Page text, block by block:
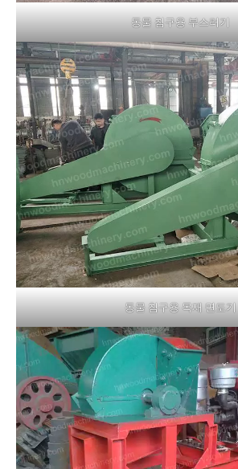
동물 침구용 부스러기
동물 침구용 목재 면도기